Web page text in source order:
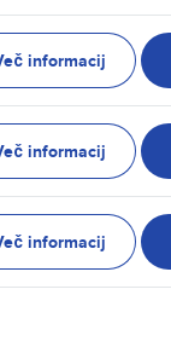
informacij
informacij
informacij